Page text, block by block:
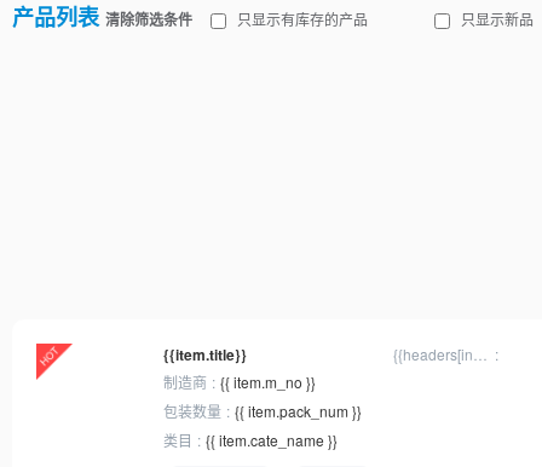
产品列表 清除筛选条件 只显示有库存的产品 只显示新品
{{item.title}}
制造商
{{ item.m_no }}
包装数量
{{ item.pack_num }}
类目
{{ item.cate_name }}
{{headers[inx]